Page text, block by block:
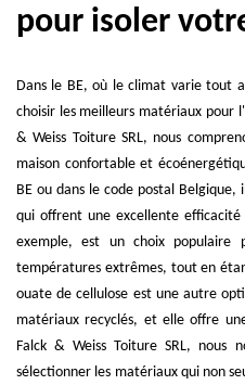
pour isoler
Dans le BE, où le climat varie tout
choisir les meilleurs matériaux pour
& Weiss Toiture SRL, nous
maison confortable et
BE ou dans le code postal
qui offrent une excellente
exemple, est un choix
températures extrêmes, tout en
ouate de cellulose est une autre
matériaux recyclés, et elle offre
Falck & Weiss Toiture SRL, nous
sélectionner les matériaux qui non